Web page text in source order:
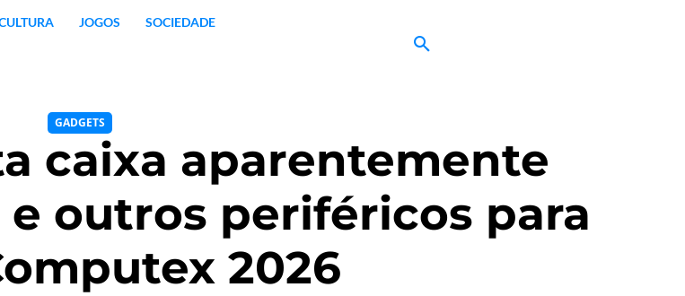
JOGOS SOCIEDADE
GADGETS
caixa aparentemente
outros periféricos para
2026